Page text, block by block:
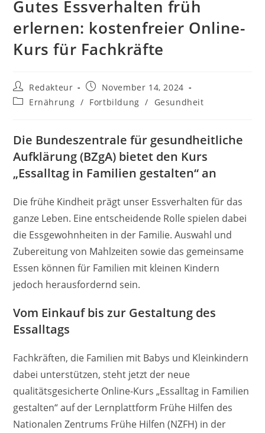
Gutes Essverhalten früh
erlernen: kostenfreier Online-
Kurs für Fachkräfte
Beitrags-
Autor:
Redakteur
Beitrag
veröffentlicht:
November 14, 2024
Beitrags-
Ernährung / Fortbildung / Gesundheit
Die Bundeszentrale für gesundheitliche
Aufklärung (BZgA) bietet den Kurs
„Essalltag in Familien gestalten“ an
Die frühe Kindheit prägt unser Essverhalten für das
ganze Leben. Eine entscheidende Rolle spielen dabei
die Essgewohnheiten in der Familie. Auswahl und
Zubereitung von Mahlzeiten sowie das gemeinsame
Essen können für Familien mit kleinen Kindern
jedoch herausfordernd sein.
Vom Einkauf bis zur Gestaltung des
Essalltags
Fachkräften, die Familien mit Babys und Kleinkindern
dabei unterstützen, steht jetzt der neue
qualitätsgesicherte Online-Kurs „Essalltag in Familien
gestalten“ auf der Lernplattform Frühe Hilfen des
Nationalen Zentrums Frühe Hilfen (NZFH) in der